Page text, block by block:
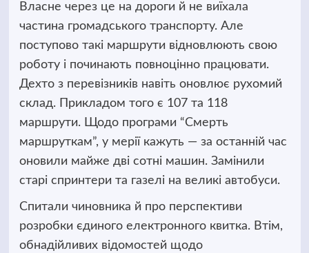
Власне через це на дороги й не виїхала
частина громадського транспорту. Але
поступово такі маршрути відновлюють свою
роботу і починають повноцінно працювати.
Дехто з перевізників навіть оновлює рухомий
склад. Прикладом того є 107 та 118
маршрути. Щодо програми “Смерть
маршруткам”, у мерії кажуть — за останній час
оновили майже дві сотні машин. Замінили
старі спринтери та газелі на великі автобуси.
Спитали чиновника й про перспективи
розробки єдиного електронного квитка. Втім,
обнадійливих відомостей щодо